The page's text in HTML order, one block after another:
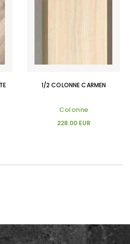
1/2 COLONNE CARMEN
Colonne
228.00 EUR